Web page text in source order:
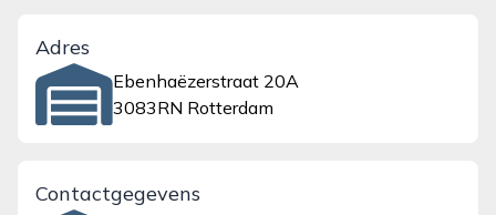
Adres
Ebenhaëzerstraat 20A
3083RN Rotterdam
Contactgegevens